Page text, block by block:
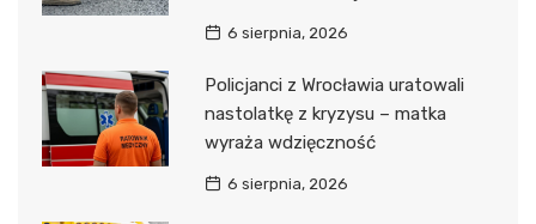
6 sierpnia, 2026
Policjanci z Wrocławia uratowali
nastolatkę z kryzysu – matka
wyraża wdzięczność
6 sierpnia, 2026